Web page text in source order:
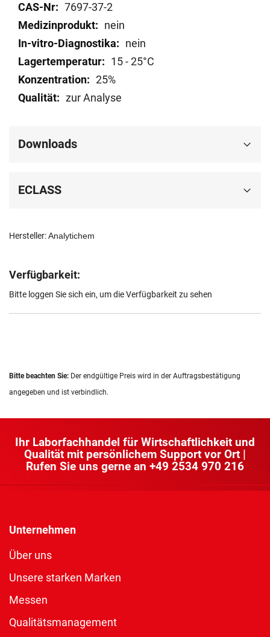
Hersteller:Analytichem
Verfügbarkeit:
Bitte loggen Sie sich ein, um die Verfügbarkeit zu sehen
7697-37-2
nein
nein
15 - 25°C
25%
zur Analyse
Downloads
ECLASS
Bitte beachten Sie: Der endgültige Preis wird in der Auftragsbestätigung
angegeben und ist verbindlich.
Ihr Laborfachhandel für Wirtschaftlichkeit und
Qualität mit persönlichem Support vor Ort |
Rufen Sie uns gerne an +49 2534 970 216
Unternehmen
Über uns
Unsere starken Marken
Messen
Qualitätsmanagement